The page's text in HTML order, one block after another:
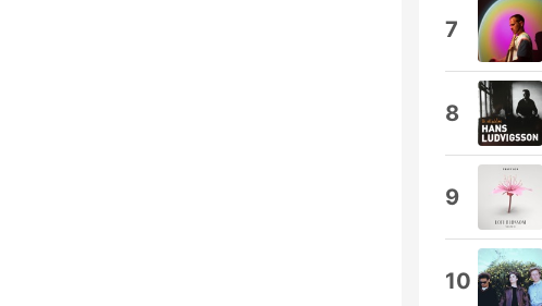
7
8
9
10